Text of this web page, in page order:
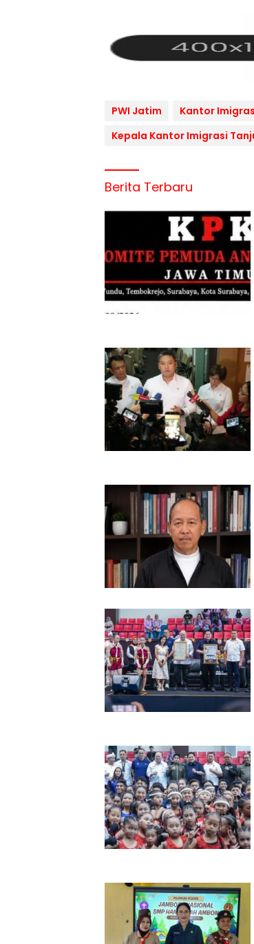
PWI Jatim
Kantor
Kepala Kantor Imigrasi
Berita Terbaru